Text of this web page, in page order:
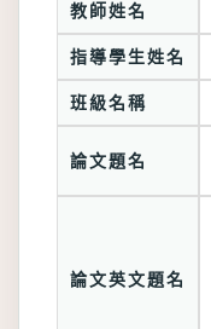
教師姓名
指導學生姓名
班級名稱
論文題名
論文英文題名